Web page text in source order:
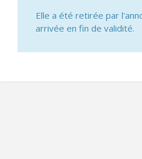
Elle a été retirée par
arrivée en fin de validité.